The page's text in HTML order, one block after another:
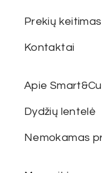
Prekių
Kontaktai
Apie
Dydžių lentelė
Nemokamas